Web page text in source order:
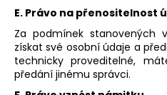
E. Právo na přenositelnost
Za podmínek stanovených
získat své osobní údaje a
technicky proveditelné,
předání jinému správci.